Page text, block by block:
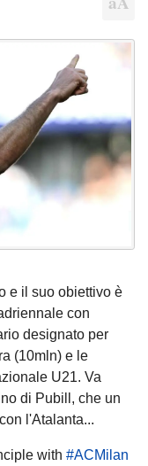
e il suo obiettivo è
con
designato per
(10mln) e le
U21. Va
di Pubill, che un
l'Atalanta...
with #ACMilan